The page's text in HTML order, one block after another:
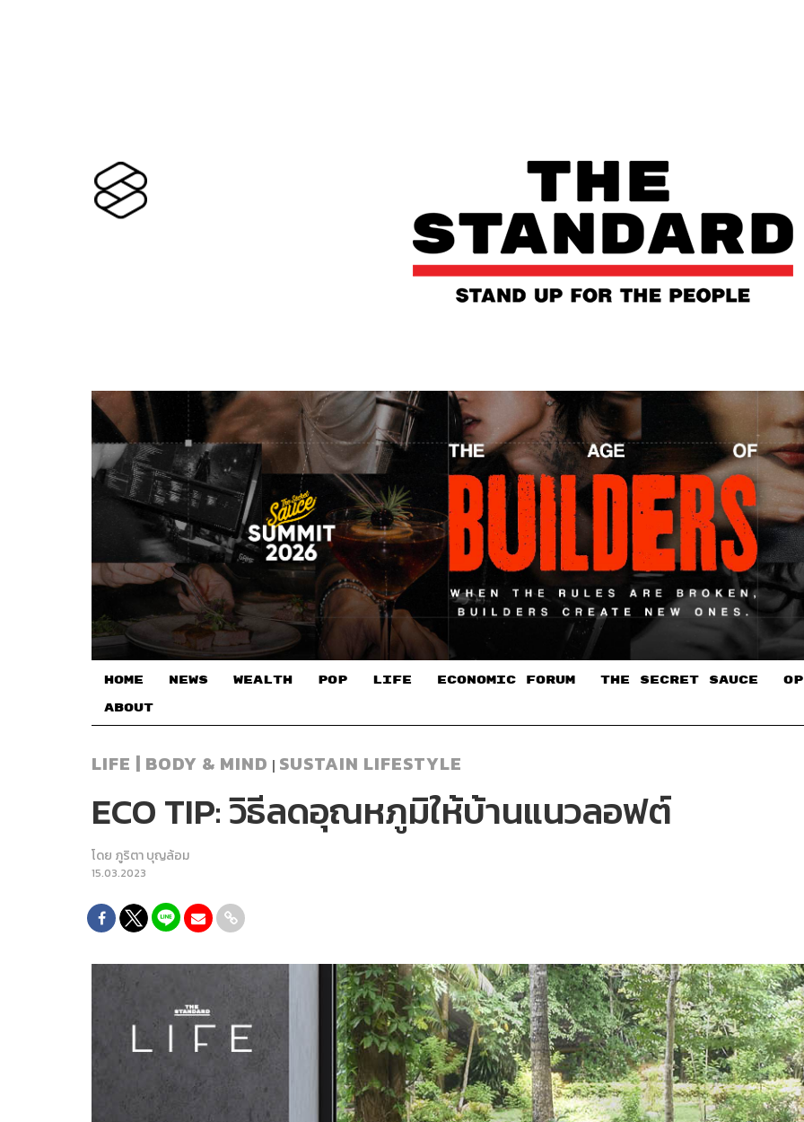
HOME NEWS WEALTH POP LIFE ECONOMIC FORUM THE SECRET SAUCE​
ABOUT
LIFE | BODY & MIND | SUSTAIN LIFESTYLE
ECO TIP: วิธีลดอุณหภูมิให้บ้านแนวลอฟต์
โดย ภูริตา บุญล้อม
15.03.2023